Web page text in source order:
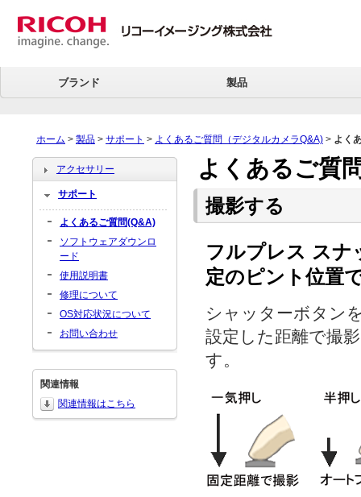
ブランド 製品
ホーム > 製品 > サポート > よくあるご質問（デジタルカメラQ&A) > よく
よくあるご質
撮影する
フルプレス スナ
定のピント位置
シャッターボタン
設定した距離で撮
す。
アクセサリー
サポート
よくあるご質問(Q&A)
ソフトウェアダウンロ
ード
使用説明書
修理について
OS対応状況について
お問い合わせ
関連情報
関連情報はこちら